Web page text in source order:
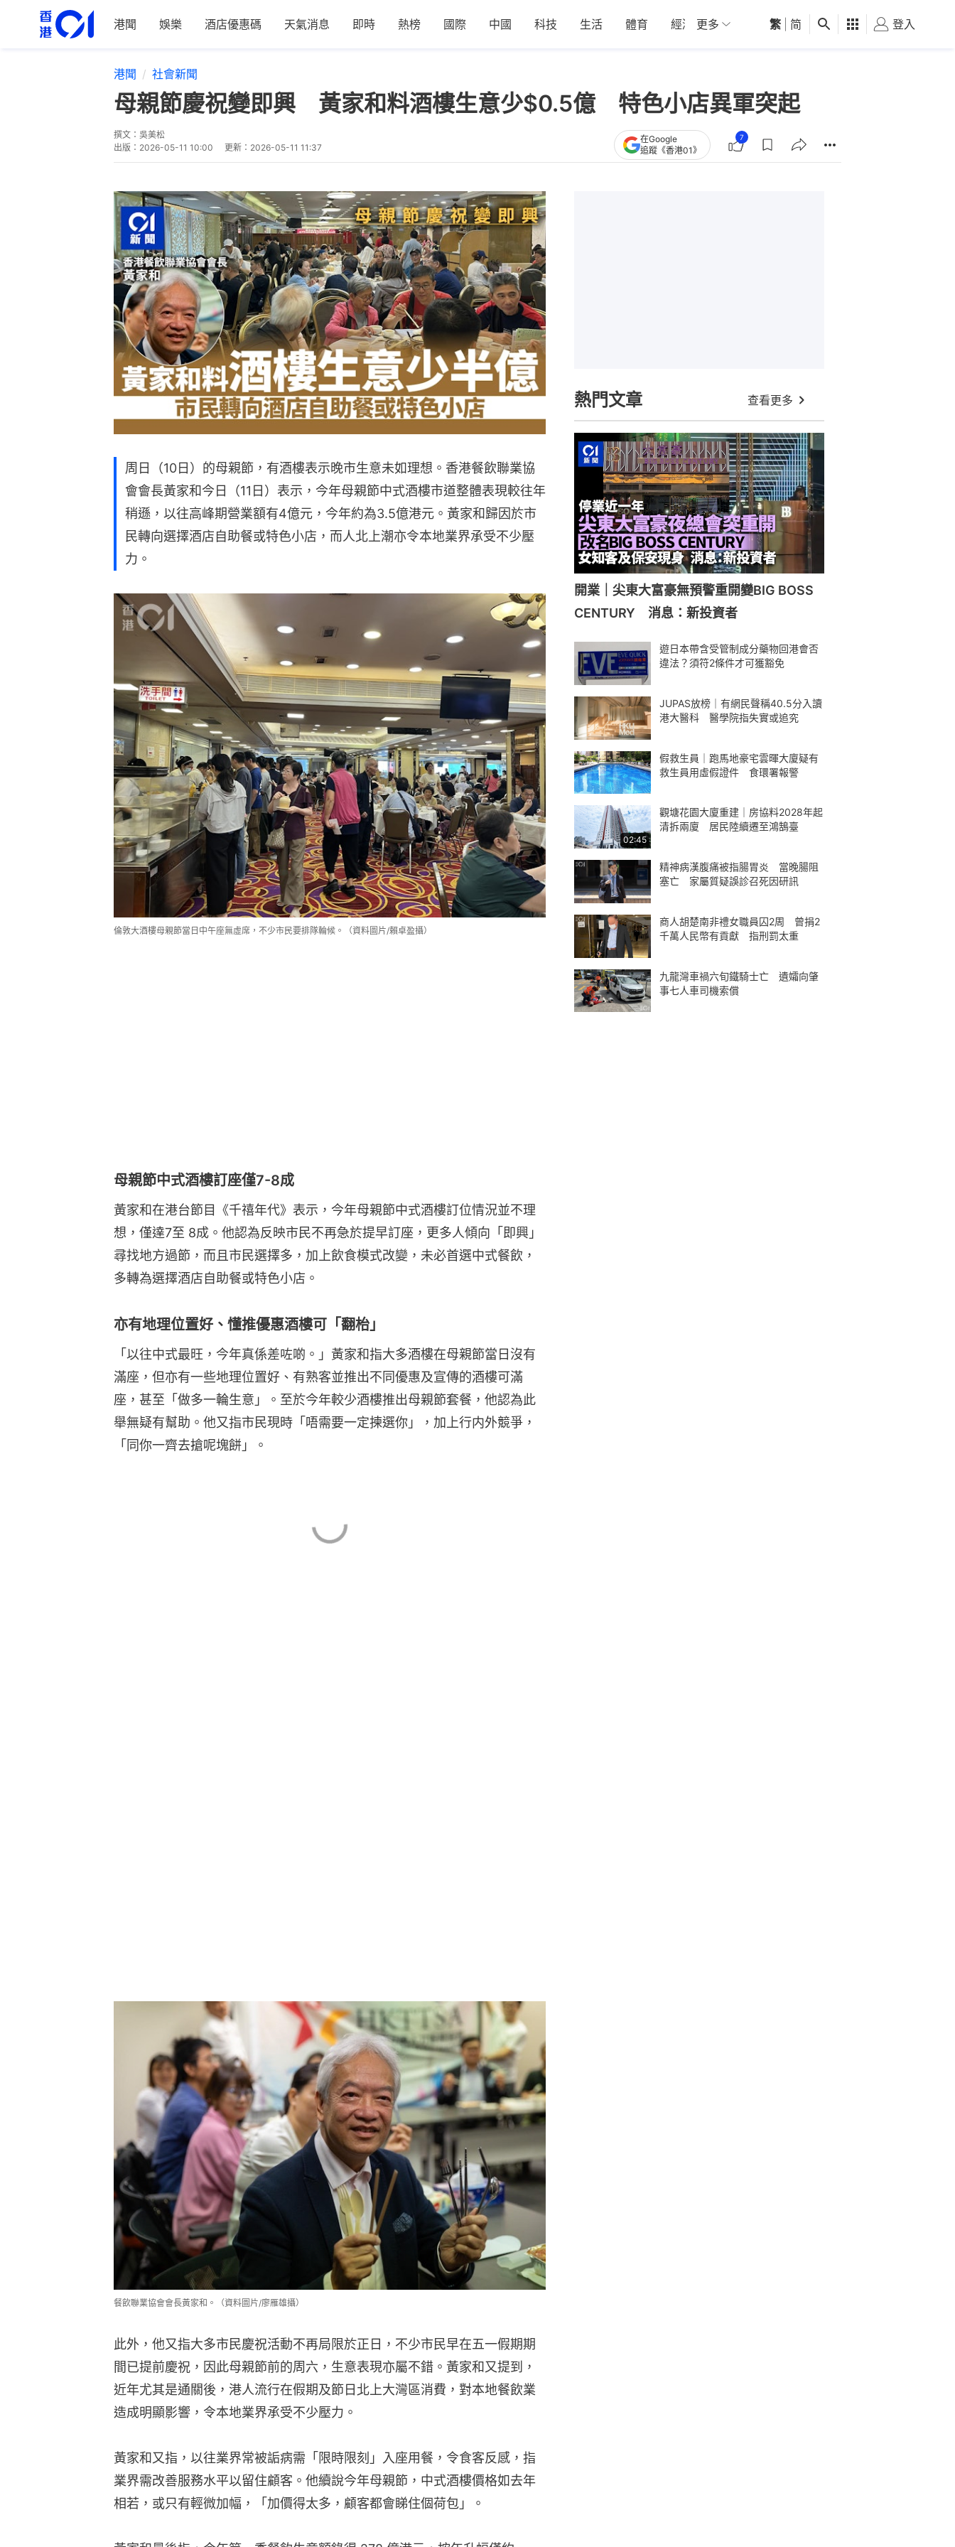
港聞 娛樂 酒店優惠碼 天氣消息 即時 熱榜 國際 中國 科技 生活 體育 經濟 01深圳 觀點 健康 好食玩飛
更多 繁 简 登入
港聞 社會新聞
母親節慶祝變即興 黃家和料酒樓生意少$0.5億 特色小店異軍突起
撰文： 吳美松
出版： 2026-05-11 10:00 更新： 2026-05-11 11:37
在Google
追蹤《香港01》
7
周日（10日）的母親節，有酒樓表示晚市生意未如理想。香港餐飲聯業協
會會長黃家和今日（11日）表示，今年母親節中式酒樓市道整體表現較往年
稍遜，以往高峰期營業額有4億元，今年約為3.5億港元。黃家和歸因於市
民轉向選擇酒店自助餐或特色小店，而人北上潮亦令本地業界承受不少壓
力。
倫敦大酒樓母親節當日中午座無虛席，不少市民要排隊輪候。（資料圖片/賴卓盈攝）
母親節中式酒樓訂座僅7-8成
黃家和在港台節目《千禧年代》表示，今年母親節中式酒樓訂位情況並不理
想，僅達7至 8成。他認為反映市民不再急於提早訂座，更多人傾向「即興」
尋找地方過節，而且市民選擇多，加上飲食模式改變，未必首選中式餐飲，
多轉為選擇酒店自助餐或特色小店。
亦有地理位置好、懂推優惠酒樓可「翻枱」
「以往中式最旺，今年真係差咗啲。」黃家和指大多酒樓在母親節當日沒有
滿座，但亦有一些地理位置好、有熟客並推出不同優惠及宣傳的酒樓可滿
座，甚至「做多一輪生意」。至於今年較少酒樓推出母親節套餐，他認為此
舉無疑有幫助。他又指市民現時「唔需要一定揀選你」，加上行内外競爭，
「同你一齊去搶呢塊餅」。
餐飲聯業協會會長黃家和。（資料圖片/廖雁雄攝）
此外，他又指大多市民慶祝活動不再局限於正日，不少市民早在五一假期期
間已提前慶祝，因此母親節前的周六，生意表現亦屬不錯。黃家和又提到，
近年尤其是通關後，港人流行在假期及節日北上大灣區消費，對本地餐飲業
造成明顯影響，令本地業界承受不少壓力。
黃家和又指，以往業界常被詬病需「限時限刻」入座用餐，令食客反感，指
業界需改善服務水平以留住顧客。他續說今年母親節，中式酒樓價格如去年
黃家和最後指，今年第一季餐飲生意額錄得 278 億港元，按年升幅僅約
1.1%，表現雖屬「合格」，但與期望有差距。
熱門文章 查看更多
開業｜尖東大富豪無預警重開變BIG BOSS
CENTURY 消息：新投資者
遊日本帶含受管制成分藥物回港會否
違法？須符2條件才可獲豁免
JUPAS放榜｜有網民聲稱40.5分入讀
港大醫科 醫學院指失實或追究
假救生員｜跑馬地豪宅雲暉大廈疑有
救生員用虛假證件 食環署報警
02:45
觀塘花園大廈重建｜房協料2028年起
清拆兩廈 居民陸續遷至鴻鵠臺
精神病漢腹痛被指腸胃炎 當晚腸阻
塞亡 家屬質疑誤診召死因研訊
商人胡楚南非禮女職員囚2周 曾捐2
千萬人民幣有貢獻 指刑罰太重
九龍灣車禍六旬鐵騎士亡 遺孀向肇
事七人車司機索償